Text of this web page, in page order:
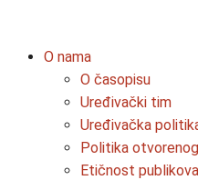
O nama
O časopisu
Uređivački tim
Uređivačka
Politika
Etičnost